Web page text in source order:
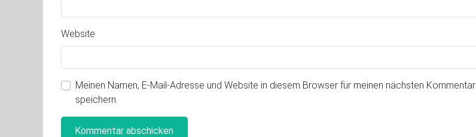
Website
Meinen Namen, E-Mail-Adresse und Website in diesem Browser für meinen nächsten Kommentar
speichern.